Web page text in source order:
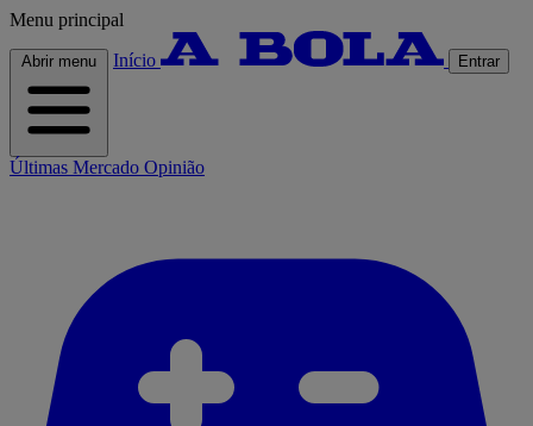
Menu principal
Abrir menu Início Entrar
Últimas Mercado Opinião